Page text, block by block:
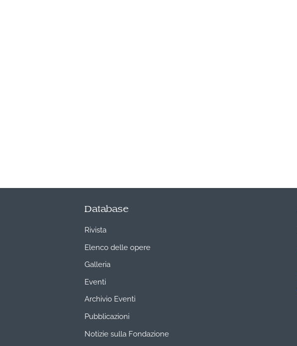
Database
Rivista
Elenco delle opere
Galleria
Eventi
Archivio Eventi
Pubblicazioni
Notizie sulla Fondazione